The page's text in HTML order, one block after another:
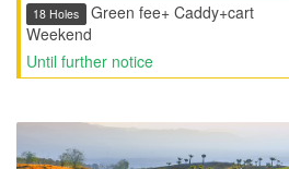
18 Holes Green fee+ Caddy+cart
Weekend
Until further notice